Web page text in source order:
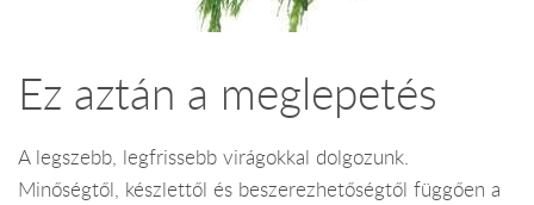
Ez aztán a meglepetés
A legszebb, legfrissebb virágokkal dolgozunk.
Minőségtől, készlettől és beszerezhetőségtől függően a